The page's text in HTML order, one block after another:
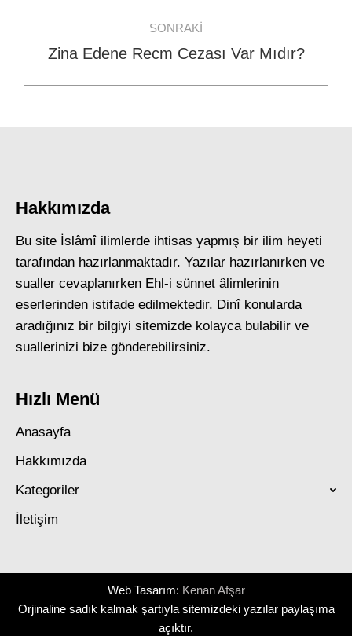
SONRAKI
Next
Zina Edene Recm Cezası Var Mıdır?
Hakkımızda
Bu site İslâmî ilimlerde ihtisas yapmış bir ilim heyeti
tarafından hazırlanmaktadır. Yazılar hazırlanırken ve
sualler cevaplanırken Ehl-i sünnet âlimlerinin
eserlerinden istifade edilmektedir. Dinî konularda
aradığınız bir bilgiyi sitemizde kolayca bulabilir ve
suallerinizi bize gönderebilirsiniz.
Hızlı Menü
Anasayfa
Hakkımızda
Kategoriler
İletişim
Web Tasarım: Kenan Afşar
Orjinaline sadık kalmak şartıyla sitemizdeki yazılar paylaşıma
açıktır.